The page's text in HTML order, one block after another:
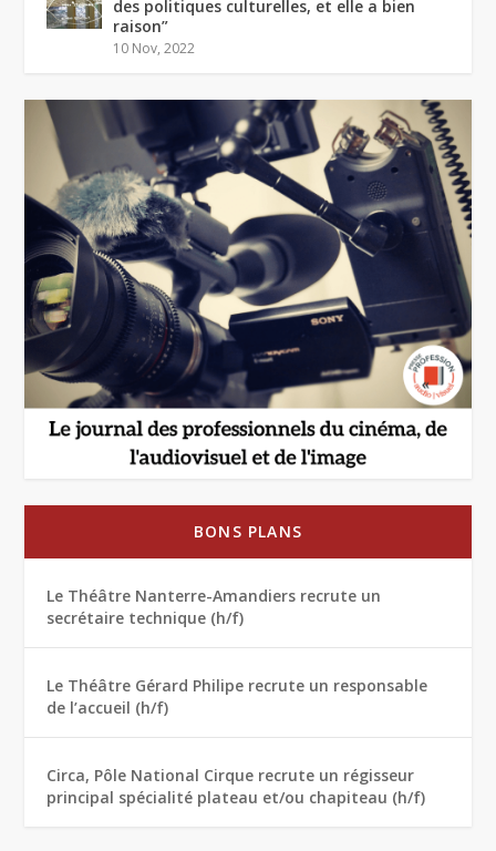
des politiques culturelles, et elle a bien
raison”
10 Nov, 2022
BONS PLANS
Le Théâtre Nanterre-Amandiers recrute un
secrétaire technique (h/f)
Le Théâtre Gérard Philipe recrute un responsable
de l’accueil (h/f)
Circa, Pôle National Cirque recrute un régisseur
principal spécialité plateau et/ou chapiteau (h/f)